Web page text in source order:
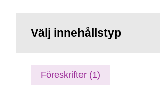
Välj innehållstyp
Föreskrifter (1)